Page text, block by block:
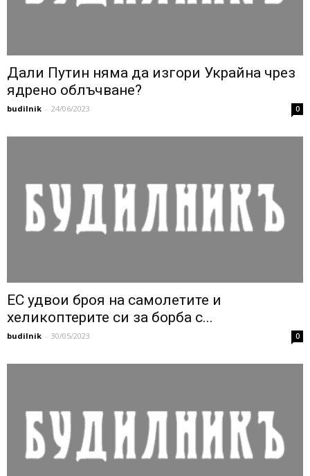
Дали Путин няма да изгори Украйна чрез
ядрено облъчване?
budilnik - 24/06/2023 0
ЕС удвои броя на самолетите и
хеликоптерите си за борба с...
budilnik - 30/05/2023 0